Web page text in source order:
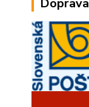
Doprava